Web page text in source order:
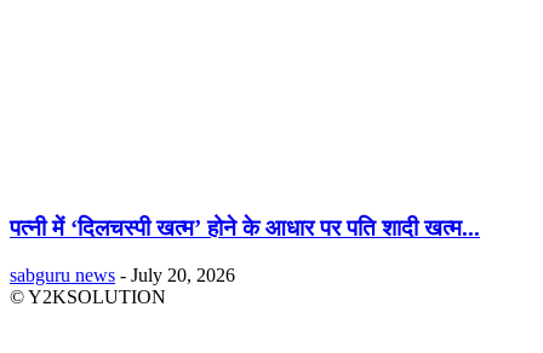
पत्नी में ‘दिलचस्पी खत्म’ होने के आधार पर पति शादी खत्म...
sabguru news - July 20, 2026
© Y2KSOLUTION